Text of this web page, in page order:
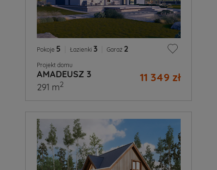
Pokoje 5 Łazienki 3 Garaż 2
Projekt domu
AMADEUSZ 3 11 349 zł
291 m2